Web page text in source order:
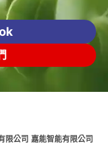
限公司 嘉能智能有限公司